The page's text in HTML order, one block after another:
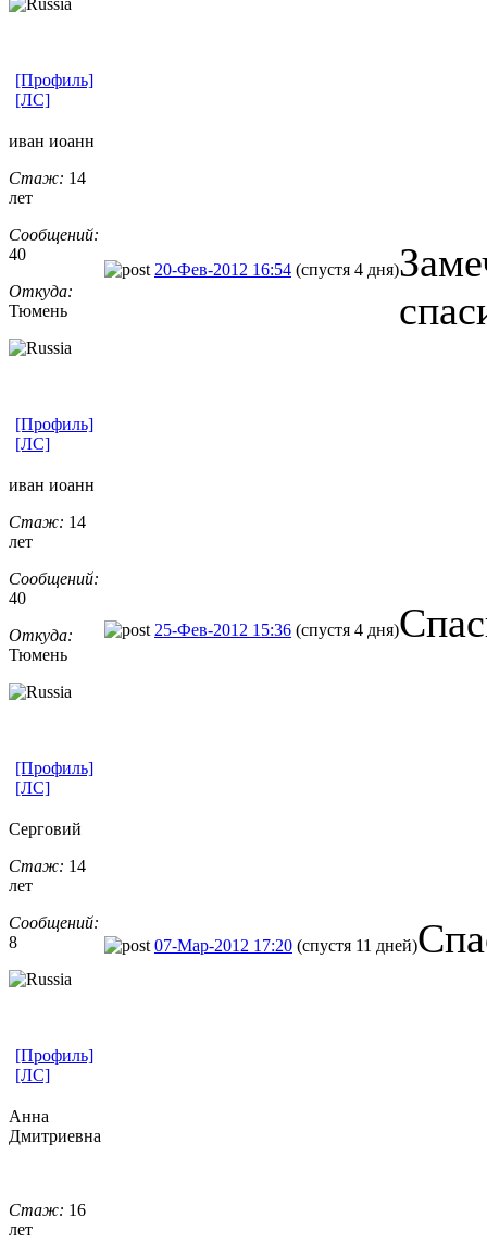
[Профиль]
[ЛС]
иван иоанн
Стаж: 14
лет
Сообщений:
40
Откуда:
Тюмень
20-Фев-2012 16:54 (спустя 4 дня)
[Профиль]
[ЛС]
иван иоанн
Стаж: 14
лет
Сообщений:
40
Откуда:
Тюмень
25-Фев-2012 15:36 (спустя 4 дня)
[Профиль]
[ЛС]
Серговий
Стаж: 14
лет
Сообщений:
8
07-Мар-2012 17:20 (спустя 11 дней)
[Профиль]
[ЛС]
Анна
Дмитриевна
Стаж: 16
лет